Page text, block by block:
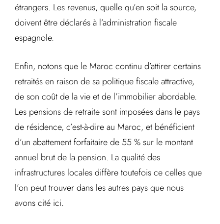
étrangers. Les revenus, quelle qu’en soit la source,
doivent être déclarés à l’administration fiscale
espagnole.
Enfin, notons que le Maroc continu d’attirer certains
retraités en raison de sa politique fiscale attractive,
de son coût de la vie et de l’immobilier abordable.
Les pensions de retraite sont imposées dans le pays
de résidence, c’est-à-dire au Maroc, et bénéficient
d’un abattement forfaitaire de 55 % sur le montant
annuel brut de la pension. La qualité des
infrastructures locales diffère toutefois ce celles que
l’on peut trouver dans les autres pays que nous
avons cité ici.